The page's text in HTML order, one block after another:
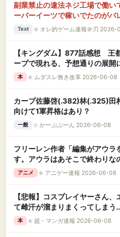
副業禁止の違法ネジ工場で働い
ーバーイーツで稼いでたのがバ
→ 結果ｗｗｗｗｗ
Text ★ オレ的ゲーム速報＠刃
【キングダム】877話感想 王
ープで現れる、予想通りの展開
本 ★ ムダスレ無き改革 2026-06-08
カープ佐藤啓(.382)林(.325)
向けて1軍昇格はあり？
一般 ☆ かーぷぶーん 2026-06-08
フリーレン作者「編集がアウラ
す。アウラはあそこで終わり
ば…」
アニメ ★ アニゲー速報 2026-06-08
【悲報】コスプレイヤーさん
て雌汗が溜まりまくってしま
本 ★ 超・マンガ速報 2026-06-08